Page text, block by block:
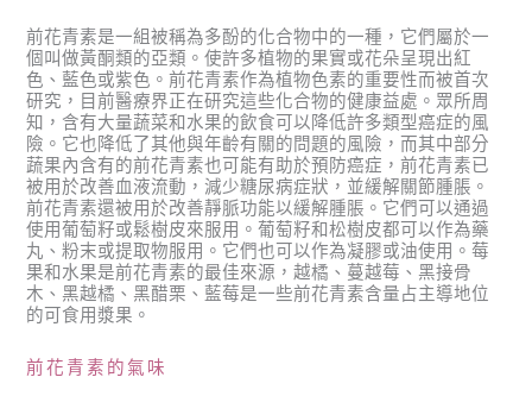
前花青素是一組被稱為多酚的化合物中的一種，它們屬於一
個叫做黃酮類的亞類。使許多植物的果實或花朵呈現出紅
色、藍色或紫色。前花青素作為植物色素的重要性而被首次
研究，目前醫療界正在研究這些化合物的健康益處。眾所周
知，含有大量蔬菜和水果的飲食可以降低許多類型癌症的風
險。它也降低了其他與年齡有關的問題的風險，而其中部分
蔬果內含有的前花青素也可能有助於預防癌症，前花青素已
被用於改善血液流動，減少糖尿病症狀，並緩解關節腫脹。
前花青素還被用於改善靜脈功能以緩解腫脹。它們可以通過
使用葡萄籽或鬆樹皮來服用。葡萄籽和松樹皮都可以作為藥
丸、粉末或提取物服用。它們也可以作為凝膠或油使用。莓
果和水果是前花青素的最佳來源，越橘、蔓越莓、黑接骨
木、黑越橘、黑醋栗、藍莓是一些前花青素含量占主導地位
的可食用漿果。
前花青素的氣味